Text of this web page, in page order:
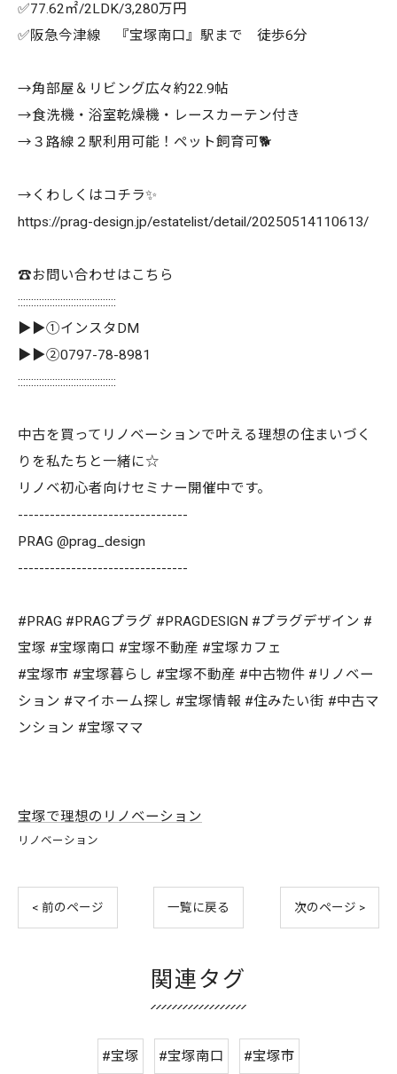
✅77.62㎡/2LDK/3,280万円
✅阪急今津線 『宝塚南口』駅まで 徒歩6分
→角部屋＆リビング広々約22.9帖
→食洗機・浴室乾燥機・レースカーテン付き
→３路線２駅利用可能！ペット飼育可🐕
→くわしくはコチラ✨
https://prag-design.jp/estatelist/detail/20250514110613/
☎️お問い合わせはこちら
:::::::::::::::::::::::::::::::::::::
▶▶①インスタDM
▶▶②0797-78-8981
:::::::::::::::::::::::::::::::::::::
中古を買ってリノベーションで叶える理想の住まいづく
りを私たちと一緒に☆
リノベ初心者向けセミナー開催中です。
--------------------------------
PRAG @prag_design
--------------------------------
#PRAG #PRAGプラグ #PRAGDESIGN #プラグデザイン #
宝塚 #宝塚南口 #宝塚不動産 #宝塚カフェ
#宝塚市 #宝塚暮らし #宝塚不動産 #中古物件 #リノベー
ション #マイホーム探し #宝塚情報 #住みたい街 #中古マ
ンション #宝塚ママ
宝塚で理想のリノベーション
リノベーション
< 前のページ 一覧に戻る 次のページ >
関連タグ
#宝塚 #宝塚南口 #宝塚市